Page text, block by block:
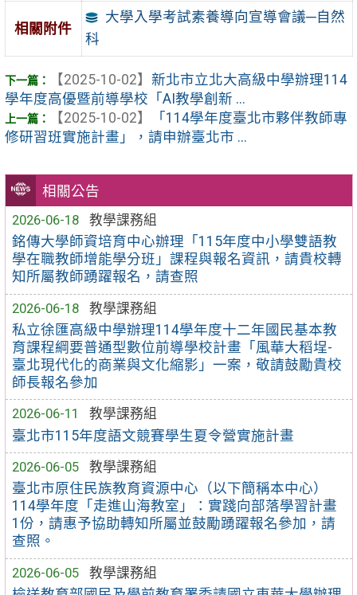
相關公告
2026-06-18
教學課務組
銘傳大學師資培育中心辦理「115年度中小學雙語教
學在職教師增能學分班」課程與報名資訊，請貴校轉
知所屬教師踴躍報名，請查照
2026-06-18
教學課務組
私立徐匯高級中學辦理114學年度十二年國民基本教
育課程綱要普通型數位前導學校計畫「風華大稻埕-
臺北現代化的商業與文化縮影」一案，敬請鼓勵貴校
師長報名參加
2026-06-11
教學課務組
臺北市115年度語文競賽學生夏令營實施計畫
2026-06-05
教學課務組
臺北市原住民族教育資源中心（以下簡稱本中心）
114學年度「走進山海教室」：實踐向部落學習計畫
1份，請惠予協助轉知所屬並鼓勵踴躍報名參加，請
查照。
2026-06-05
教學課務組
相關附件
大學入學考試素養導向宣導會議─自然
科
【2025-10-02】 新北市立北大高級中學辦理114
學年度高優暨前導學校「AI教學創新 ...
【2025-10-02】
「114學年度臺北市夥伴教師專
修研習班實施計畫」，請申辦臺北市 ...